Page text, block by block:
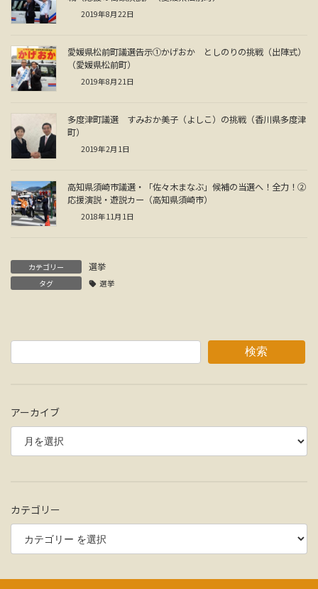
2019年8月22日
愛媛県松前町議選告示①かげおか としのりの挑戦（出陣式）
（愛媛県松前町）
2019年8月21日
多度津町議選 すみおか美子（よしこ）の挑戦（香川県多度津
町）
2019年2月1日
高知県須崎市議選・「佐々木まなぶ」候補の当選へ！全力！②
応援演説・遊説カー（高知県須崎市）
2018年11月1日
カテゴリー 選挙
タグ 選挙
検索
アーカイブ
カテゴリー